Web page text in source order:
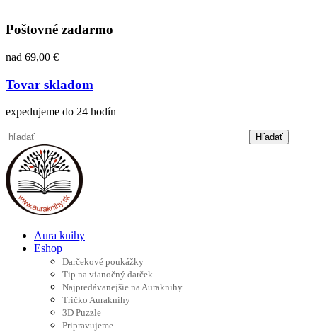
Poštovné zadarmo
nad 69,00 €
Tovar skladom
expedujeme do 24 hodín
Aura knihy
Eshop
Darčekové poukážky
Tip na vianočný darček
Najpredávanejšie na Auraknihy
Tričko Auraknihy
3D Puzzle
Pripravujeme